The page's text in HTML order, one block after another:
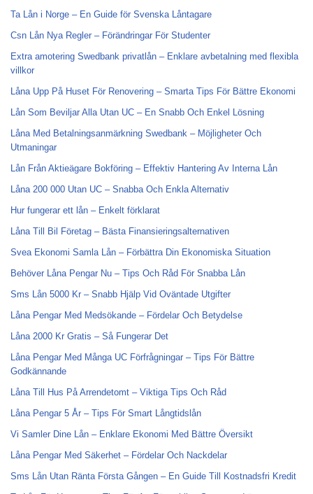
Ta Lån i Norge – En Guide för Svenska Låntagare
Csn Lån Nya Regler – Förändringar För Studenter
Extra amotering Swedbank privatlån – Enklare avbetalning med flexibla
villkor
Låna Upp På Huset För Renovering – Smarta Tips För Bättre Ekonomi
Lån Som Beviljar Alla Utan UC – En Snabb Och Enkel Lösning
Låna Med Betalningsanmärkning Swedbank – Möjligheter Och
Utmaningar
Lån Från Aktieägare Bokföring – Effektiv Hantering Av Interna Lån
Låna 200 000 Utan UC – Snabba Och Enkla Alternativ
Hur fungerar ett lån – Enkelt förklarat
Låna Till Bil Företag – Bästa Finansieringsalternativen
Svea Ekonomi Samla Lån – Förbättra Din Ekonomiska Situation
Behöver Låna Pengar Nu – Tips Och Råd För Snabba Lån
Sms Lån 5000 Kr – Snabb Hjälp Vid Oväntade Utgifter
Låna Pengar Med Medsökande – Fördelar Och Betydelse
Låna 2000 Kr Gratis – Så Fungerar Det
Låna Pengar Med Många UC Förfrågningar – Tips För Bättre
Godkännande
Låna Till Hus På Arrendetomt – Viktiga Tips Och Råd
Låna Pengar 5 År – Tips För Smart Långtidslån
Vi Samler Dine Lån – Enklare Ekonomi Med Bättre Översikt
Låna Pengar Med Säkerhet – Fördelar Och Nackdelar
Sms Lån Utan Ränta Första Gången – En Guide Till Kostnadsfri Kredit